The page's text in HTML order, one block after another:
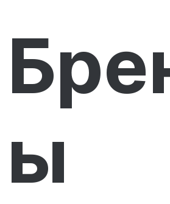
Главная
Каталог / E-магазин
О нас
Новости
ы